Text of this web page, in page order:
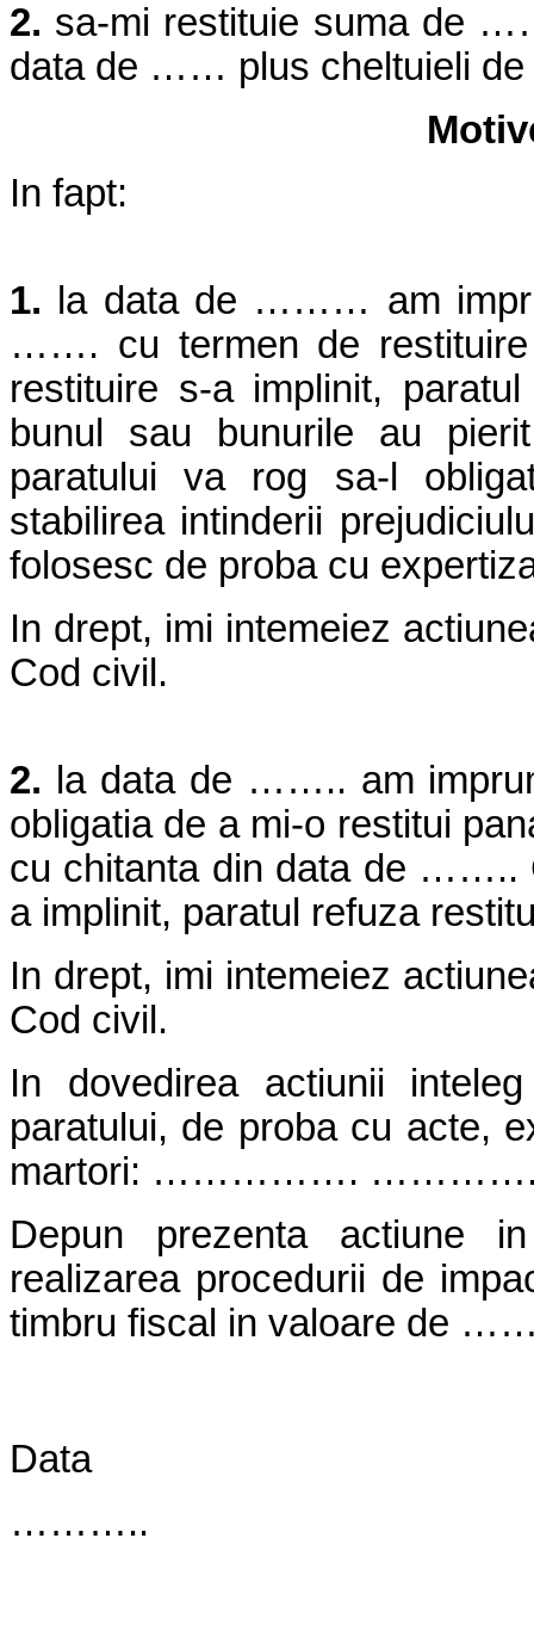
2. sa-mi restituie suma de
data de …… plus cheltuieli de
In fapt:
1.
la data de ……… am
……. cu termen de
restituire s-a implinit,
bunul sau bunurile au
paratului va rog sa-l
stabilirea intinderii
folosesc de proba cu
In drept, imi intemeiez
Cod civil.
2.
la data de …….. am
obligatia de a mi-o restitui
cu chitanta din data de ……..
a implinit, paratul refuza
In drept, imi intemeiez
Cod civil.
In dovedirea actiunii
paratului, de proba cu acte,
martori: …………….
Depun prezenta actiune
realizarea procedurii de
timbru fiscal in valoare de
Data
………..